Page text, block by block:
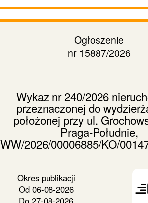
Ogłoszenie
nr 15887/2026
Wykaz nr 240/2026
przeznaczonej do
położonej przy ul.
Praga-Południe,
WW/2026/00006885/KO/
Okres publikacji
Od06-08-2026
Do 27-08-2026
dalej